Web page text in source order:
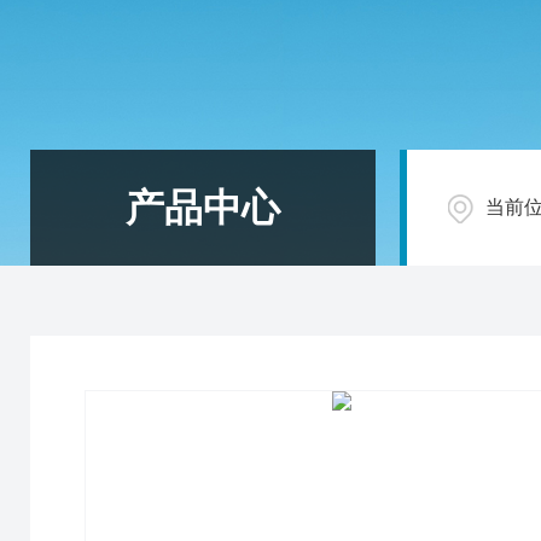
产品中心 当前